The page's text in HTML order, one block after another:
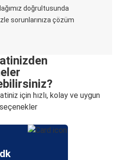
doğrultusunda
sorunlarınıza çözüm
için hızlı, kolay ve uygun